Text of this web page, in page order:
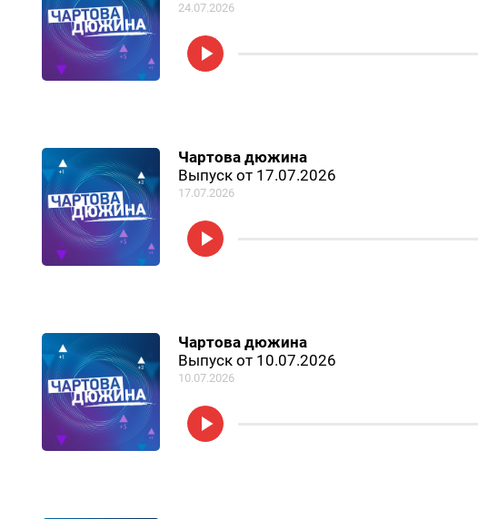
24.07.2026
Чартова дюжина
Выпуск от 17.07.2026
17.07.2026
Чартова дюжина
Выпуск от 10.07.2026
10.07.2026